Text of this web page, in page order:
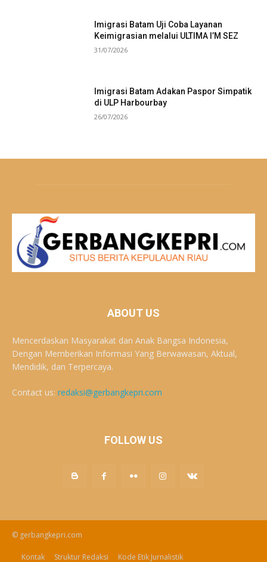
Imigrasi Batam Uji Coba Layanan
Keimigrasian melalui ULTIMA I’M SEZ
31/07/2026
Imigrasi Batam Adakan Paspor Simpatik
di ULP Harbourbay
26/07/2026
ABOUT US
Mencerdaskan Masyarakat dan Anak Bangsa Indonesia,
Dengan Memberikan Informasi Yang Berwawasan, Aktual,
Mendidik, dan Terpercaya.
Contact us: redaksi@gerbangkepri.com
FOLLOW US
© gerbangkepri.com
Kontak Struktur Redaksi Kode Etik Jurnalistik